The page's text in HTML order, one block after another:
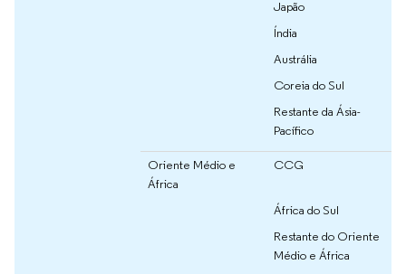
Japão
Índia
Austrália
Coreia do Sul
Restante da Ásia-
Pacífico
Oriente Médio e
África
CCG
África do Sul
Restante do Oriente
Médio e África